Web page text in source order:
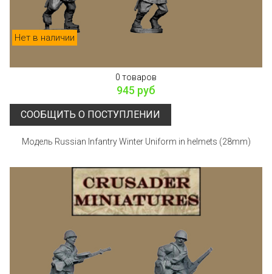
Нет в наличии
0 товаров
945 руб
СООБЩИТЬ О ПОСТУПЛЕНИИ
Модель Russian Infantry Winter Uniform in helmets (28mm)